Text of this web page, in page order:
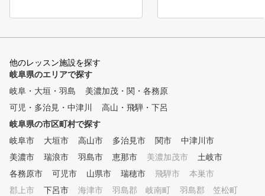
他のレッスン施設を探す
岐阜県のエリアで探す
岐阜・大垣・羽島
美濃加茂・関・各務原
可児・多治見・中津川
高山・飛騨・下呂
岐阜県の市区町村で探す
岐阜市
大垣市 高山市 多治見市 関市
中津川市
美濃市
瑞浪市 羽島市 恵那市 美濃加茂市
土岐市
各務原市
可児市 山県市 瑞穂市 飛騨市
本巣市
郡上市
下呂市 海津市 羽島郡 岐南町
羽島郡 笠松町